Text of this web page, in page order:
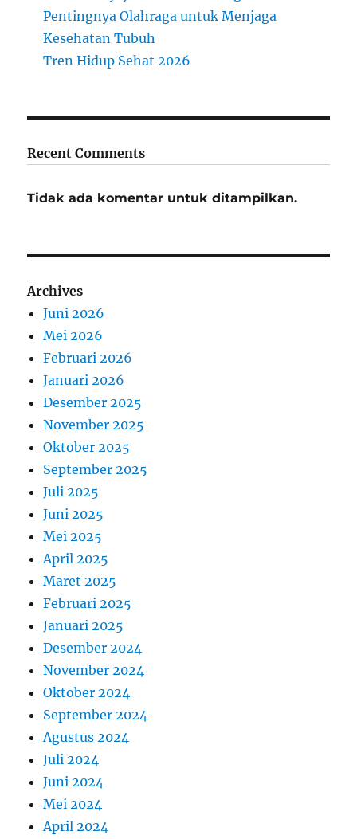
Pentingnya Olahraga untuk Menjaga
Kesehatan Tubuh
Tren Hidup Sehat 2026
Recent Comments
Tidak ada komentar untuk ditampilkan.
Archives
Juni 2026
Mei 2026
Februari 2026
Januari 2026
Desember 2025
November 2025
Oktober 2025
September 2025
Juli 2025
Juni 2025
Mei 2025
April 2025
Maret 2025
Februari 2025
Januari 2025
Desember 2024
November 2024
Oktober 2024
September 2024
Agustus 2024
Juli 2024
Juni 2024
Mei 2024
April 2024